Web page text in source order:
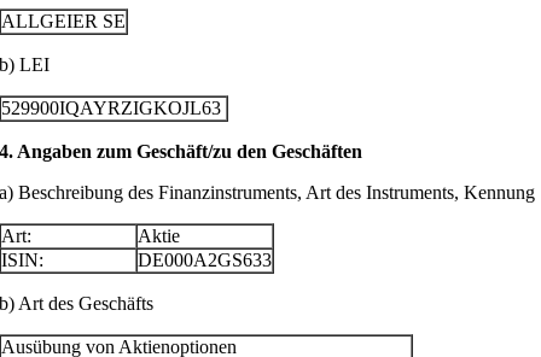
ALLGEIER SE
b) LEI
529900IQAYRZIGKOJL63
4. Angaben zum Geschäft/zu den Geschäften
a) Beschreibung des Finanzinstruments, Art des Instruments, Kennung
Art:
Aktie
ISIN:
DE000A2GS633
b) Art des Geschäfts
Ausübung von Aktienoptionen